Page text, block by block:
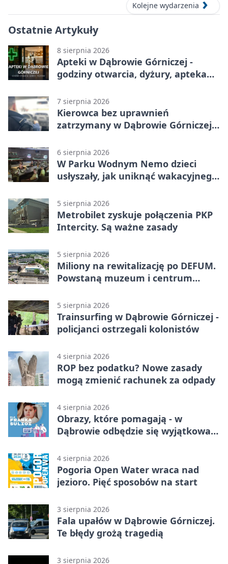
Kolejne wydarzenia
Ostatnie Artykuły
8 sierpnia 2026
Apteki w Dąbrowie Górniczej -
godziny otwarcia, dyżury, apteka
7 sierpnia 2026
Kierowca bez uprawnień
zatrzymany w Dąbrowie Górniczej.
6 sierpnia 2026
W Parku Wodnym Nemo dzieci
usłyszały, jak uniknąć wakacyjnego
5 sierpnia 2026
Metrobilet zyskuje połączenia PKP
Intercity. Są ważne zasady
5 sierpnia 2026
Miliony na rewitalizację po DEFUM.
Powstaną muzeum i centrum
5 sierpnia 2026
Trainsurfing w Dąbrowie Górniczej -
policjanci ostrzegali kolonistów
4 sierpnia 2026
ROP bez podatku? Nowe zasady
mogą zmienić rachunek za odpady
4 sierpnia 2026
Obrazy, które pomagają - w
Dąbrowie odbędzie się wyjątkowa
4 sierpnia 2026
Pogoria Open Water wraca nad
jezioro. Pięć sposobów na start
3 sierpnia 2026
Fala upałów w Dąbrowie Górniczej.
Te błędy grożą tragedią
3 sierpnia 2026